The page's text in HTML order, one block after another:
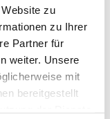
zu
zu Ihrer
Partner für
weiter. Unsere
mit
bereitgestellt